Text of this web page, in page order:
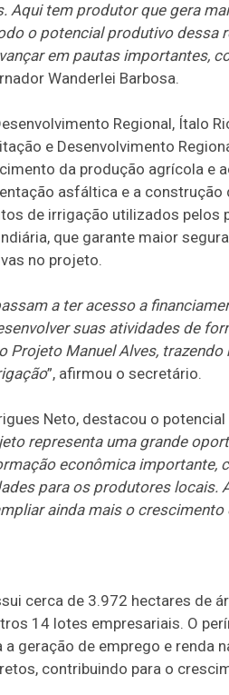
Aqui tem produtor que gera
o potencial produtivo dessa
em pautas importantes,
Wanderlei Barbosa.
Regional, Ítalo
e Desenvolvimento
da produção agrícola e
asfáltica e a
de irrigação utilizados
que garante maior
no projeto.
a ter acesso a
suas atividades de
Projeto Manuel Alves,
”, afirmou o secretário.
Neto, destacou o
representa uma grande
econômica importante,
para os produtores locais.
ainda mais o
cerca de 3.972 hectares de
14 lotes empresariais. O
geração de emprego e renda
contribuindo para o